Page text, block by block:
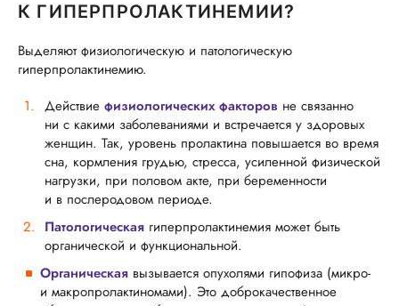
К ГИПЕРПРОЛАКТИНЕМИИ?
Выделяют физиологическую и патологическую
гиперпролактинемию.
Действие физиологических факторов не связанно
ни с какими заболеваниями и встречается у здоровых
женщин. Так, уровень пролактина повышается во время
сна, кормления грудью, стресса, усиленной физической
нагрузки, при половом акте, при беременности
и в послеродовом периоде.
Патологическая гиперпролактинемия может быть
органической и функциональной.
Органическая вызывается опухолями гипофиза (микро-
и макропролактиномами). Это доброкачественное